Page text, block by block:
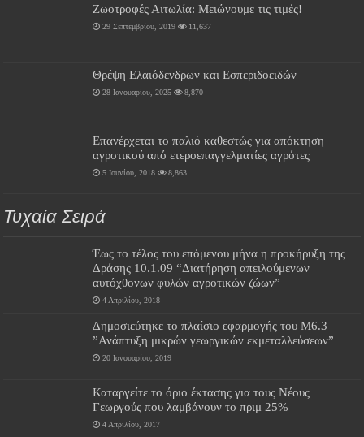
Ζωοτροφές Αιτωλία: Μειώνουμε τις τιμές!
29 Σεπτεμβρίου, 2019 11,637
Θρέψη Ελαιόδενδρων και Εσπεριδοειδών
28 Ιανουαρίου, 2025 8,870
Επανέρχεται το παλιό καθεστώς για απόκτηση
αγροτικού από ετεροεπαγγελματίες αγρότες
5 Ιουνίου, 2018 8,863
Τυχαία Σειρά
Έως το τέλος του επόμενου μήνα η προκήρυξη της
Δράσης 10.1.09 “Διατήρηση απειλούμενων
αυτόχθονων φυλών αγροτικών ζώων”
4 Απριλίου, 2018
Δημοσιεύτηκε το πλαίσιο εφαρμογής του Μ6.3
”Ανάπτυξη μικρών γεωργικών εκμεταλλεύσεων”
20 Ιανουαρίου, 2019
Καταργείτε το όριο έκτασης για τους Νέους
Γεωργούς που λαμβάνουν το πριμ 25%
4 Απριλίου, 2017